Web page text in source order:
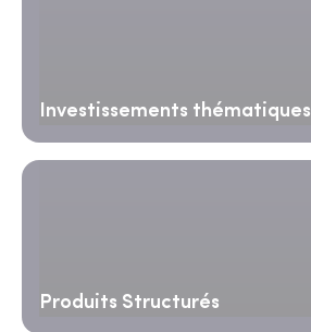
Investissements thématiques
Produits Structurés